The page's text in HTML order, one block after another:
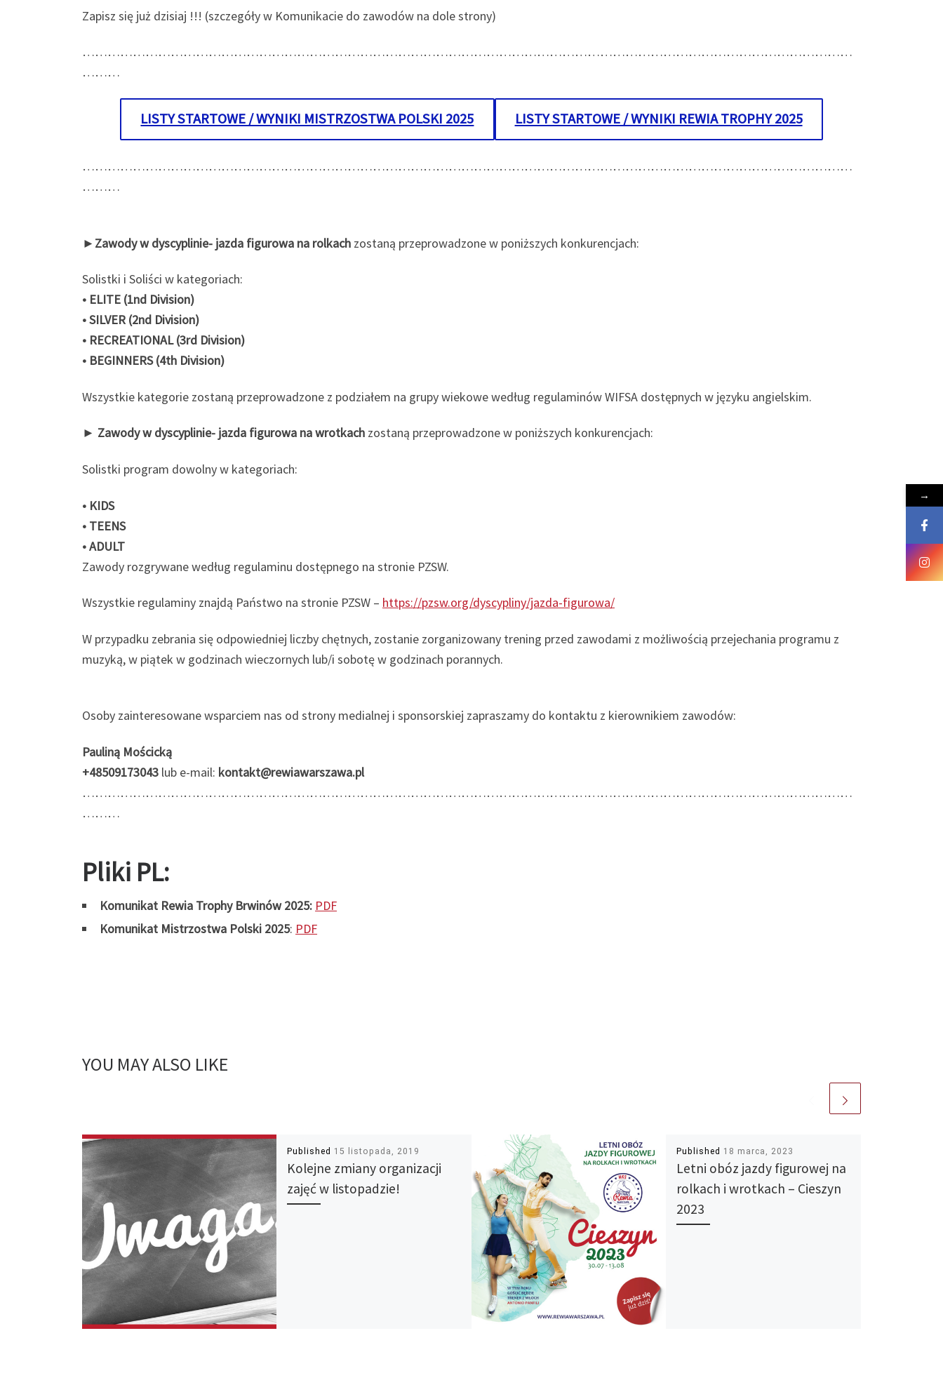
Zapisz się już dzisiaj !!! (szczegóły w Komunikacie do zawodów na dole strony)
…………………………………………………………………………………………………………………………………………………………………
………
LISTY STARTOWE / WYNIKI MISTRZOSTWA POLSKI 2025 LISTY STARTOWE / WYNIKI REWIA TROPHY 2025
…………………………………………………………………………………………………………………………………………………………………
………
► Zawody w dyscyplinie- jazda figurowa na rolkach zostaną przeprowadzone w poniższych konkurencjach:
Solistki i Soliści w kategoriach:
• ELITE (1nd Division)
• SILVER (2nd Division)
• RECREATIONAL (3rd Division)
• BEGINNERS (4th Division)
Wszystkie kategorie zostaną przeprowadzone z podziałem na grupy wiekowe według regulaminów WIFSA dostępnych w języku angielskim.
► Zawody w dyscyplinie- jazda figurowa na wrotkach zostaną przeprowadzone w poniższych konkurencjach:
Solistki program dowolny w kategoriach:
• KIDS
• TEENS
• ADULT
Zawody rozgrywane według regulaminu dostępnego na stronie PZSW.
Wszystkie regulaminy znajdą Państwo na stronie PZSW – https://pzsw.org/dyscypliny/jazda-figurowa/
W przypadku zebrania się odpowiedniej liczby chętnych, zostanie zorganizowany trening przed zawodami z możliwością przejechania programu z
muzyką, w piątek w godzinach wieczornych lub/i sobotę w godzinach porannych.
Osoby zainteresowane wsparciem nas od strony medialnej i sponsorskiej zapraszamy do kontaktu z kierownikiem zawodów:
Pauliną Mościcką
+48509173043 lub e-mail: kontakt@rewiawarszawa.pl
…………………………………………………………………………………………………………………………………………………………………
………
Pliki PL:
Komunikat Rewia Trophy Brwinów 2025: PDF
Komunikat Mistrzostwa Polski 2025: PDF
YOU MAY ALSO LIKE
Published 15 listopada, 2019
Kolejne zmiany organizacji
zajęć w listopadzie!
Published 18 marca, 2023
Letni obóz jazdy figurowej na
rolkach i wrotkach – Cieszyn
2023
→